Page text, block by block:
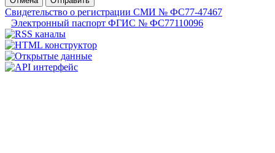
Свидетельство о регистрации СМИ № ФС77-47467
Электронный паспорт ФГИС № ФС77110096